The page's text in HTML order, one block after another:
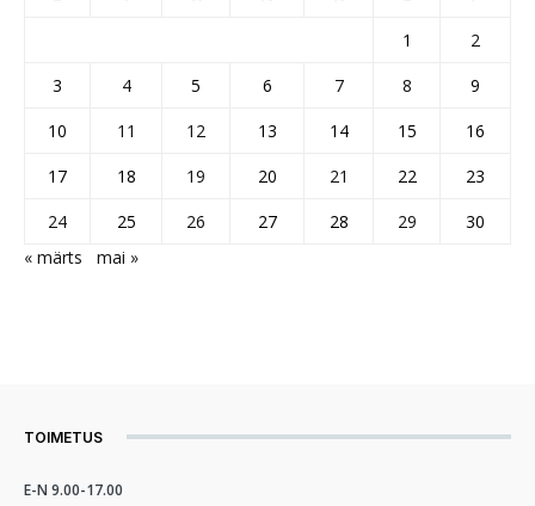
1
2
3
4 5 6 7 8
9
10
11 12 13 14 15
16
17
18 19 20 21 22
23
24
25 26 27 28 29
30
« märts
mai »
TOIMETUS
E-N 9.00-17.00